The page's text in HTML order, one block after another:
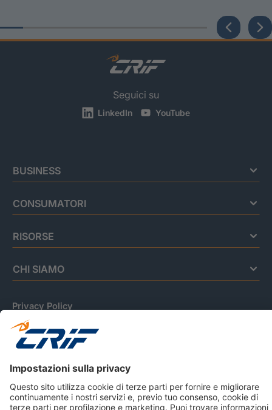
Seguici su
LinkedIn YouTube
BUSINESS
CONSUMATORI
RISORSE
CHI SIAMO
Privacy Policy
Cookie Policy
Informativa Dati Personali
CRIF Business Ethics
Informativa Privacy Relativa Al Sistema Di Informazioni
Creditizie